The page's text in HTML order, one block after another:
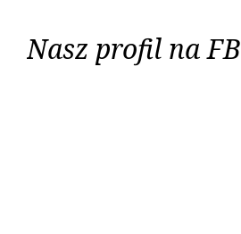
Nasz profil na FB